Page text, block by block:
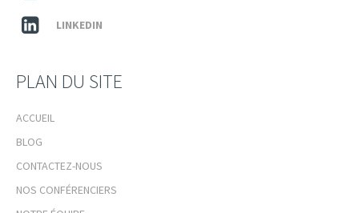
LINKEDIN
PLAN DU SITE
ACCUEIL
BLOG
CONTACTEZ-NOUS
NOS CONFÉRENCIERS